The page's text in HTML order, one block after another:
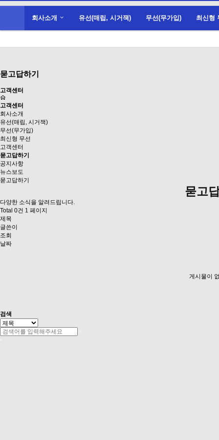
회사소개 유선(매립, 시거잭) 무선(무가입) 최신형
묻고답하기
고객센터
고객센터
회사소개
유선(매립, 시거잭)
무선(무가입)
최신형 무선
고객센터
묻고답하기
공지사항
뉴스보도
묻고답하기
묻고
다양한 소식을 알려드립니다.
Total 0건 1 페이지
제목
글쓴이
조회
날짜
게시물이
검색